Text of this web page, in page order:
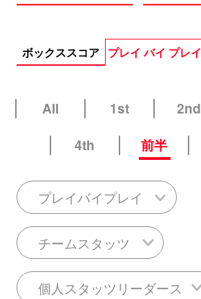
ボックススコア プレイ バイ プレイ
All 1st 2nd
4th
前半
プレイバイプレイ
チームスタッツ
個人スタッツリーダース